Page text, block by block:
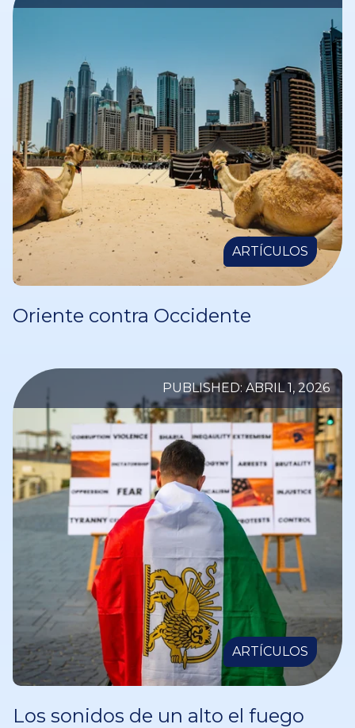
ARTÍCULOS
Oriente contra Occidente
PUBLISHED: ABRIL 1, 2026
ARTÍCULOS
Los sonidos de un alto el fuego